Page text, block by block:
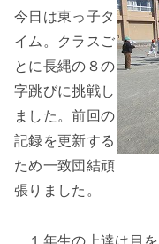
今日は東っ子タ
イム。クラスご
とに長縄の８の
字跳びに挑戦し
ました。前回の
記録を更新する
ため一致団結頑
張りました。
１年生の上達は目を